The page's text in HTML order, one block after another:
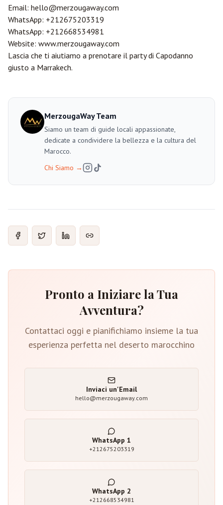
Email: hello@merzougaway.com
WhatsApp: +212675203319
WhatsApp: +212668534981
Website: www.merzougaway.com
Lascia che ti aiutiamo a prenotare il party di Capodanno
giusto a Marrakech.
MerzougaWay Team
Siamo un team di guide locali appassionate,
dedicate a condividere la bellezza e la cultura del
Marocco.
Chi Siamo →
Pronto a Iniziare la Tua
Avventura?
Contattaci oggi e pianifichiamo insieme la tua
esperienza perfetta nel deserto marocchino
Inviaci un'Email
hello@merzougaway.com
WhatsApp 1
+212675203319
WhatsApp 2
+212668534981